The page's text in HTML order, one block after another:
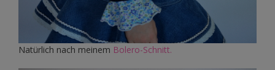
Natürlich nach meinem Bolero-Schnitt.